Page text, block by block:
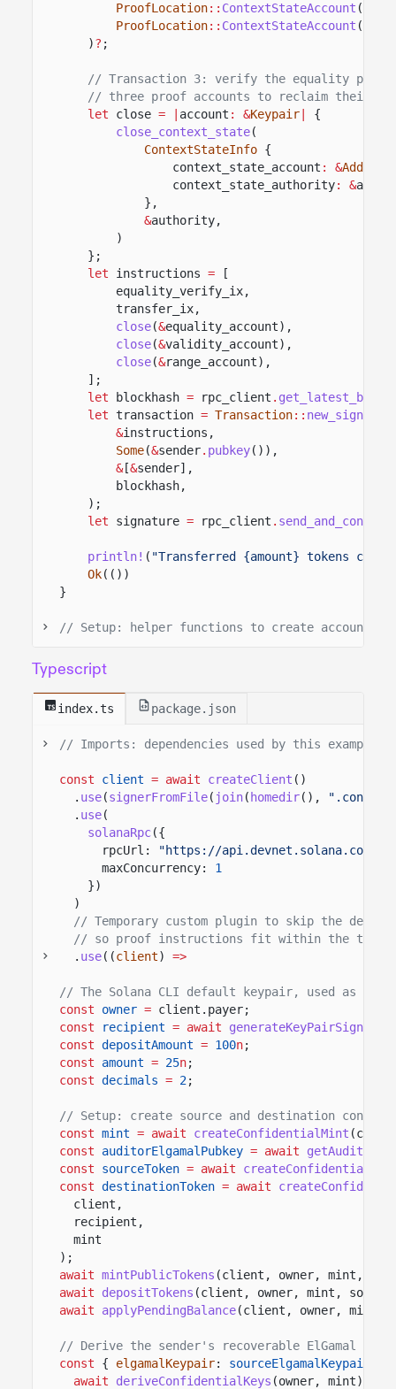
ProofLocation:: ContextStateAccount (
ProofLocation:: ContextStateAccount (
)? ;
// Transaction 3: verify the equality
// three proof accounts to reclaim their
let
close = | account : &Keypair
{
close_context_state(
ContextStateInfo {
context_state_account : &Address
context_state_authority: &
},
&authority,
)
};
let
instructions =
[
equality_verify_ix,
transfer_ix,
close(&equality_account),
close(&validity_account),
close(&range_account),
];
let
blockhash = rpc_client .
let transaction = Transaction::
&instructions,
Some(&sender. pubkey()),
&[&sender],
blockhash,
);
let
signature = rpc_client .
println! ( "Transferred {amount} tokens
Ok(())
}
// Setup: helper functions to create accounts
Typescript
index.ts package.json
// Imports: dependencies used by this example.
const client = await createClient ()
. use(signerFromFile( join( homedir(),
".config/
. use(
solanaRpc({
rpcUrl:
"https://api.devnet.solana.com"
maxConcurrency:
1
})
)
// Temporary custom plugin to skip the default
// so proof instructions fit within the
. use((client) =>
// The Solana CLI default keypair, used as fee
const
owner = client.payer;
const
recipient = await generateKeyPairSigner
const depositAmount = 100n;
const
amount = 25n;
const decimals = 2;
// Setup: create source and destination
const mint = await createConfidentialMint
const
auditorElgamalPubkey = await
const
sourceToken = await
const destinationToken = await
client,
recipient,
mint
);
await mintPublicTokens (client, owner, mint,
await
depositTokens (client, owner, mint,
await
applyPendingBalance(client, owner, mint,
// Derive the sender's recoverable ElGamal and
const
{ elgamalKeypair: sourceElgamalKeypair
await
deriveConfidentialKeys (owner, mint);